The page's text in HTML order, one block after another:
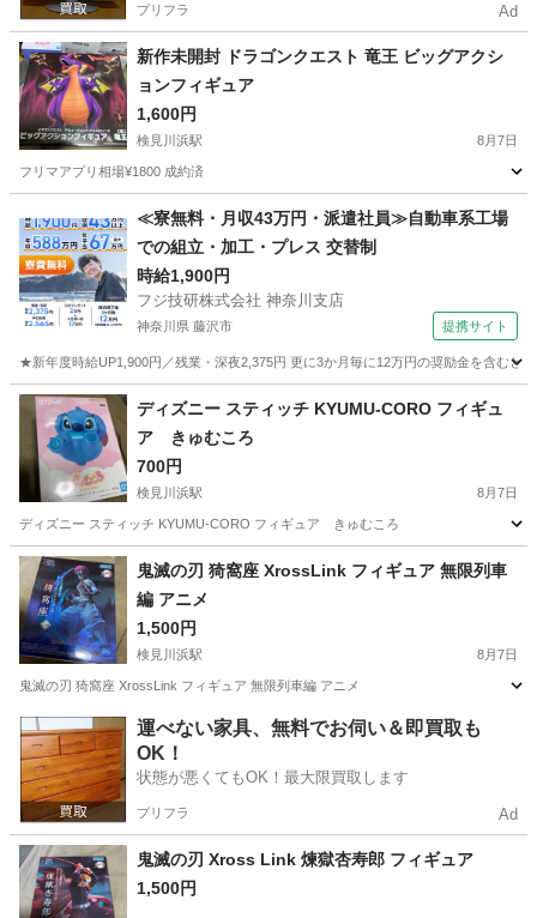
プリフラ Ad
新作未開封 ドラゴンクエスト 竜王 ビッグアクシ
ョンフィギュア
1,600円
検見川浜駅 8月7日
フリマアプリ相場¥1800 成約済
検見川浜駅 フィギュア ドラゴンクエスト
≪寮無料・月収43万円・派遣社員≫自動車系工場
での組立・加工・プレス 交替制
時給1,900円
フジ技研株式会社 神奈川支店
神奈川県 藤沢市 提携サイト
★新年度時給UP1,900円／残業・深夜2,375円 更に3か月毎に12万円の奨励金を含む
神奈川 藤沢市 その他
ディズニー スティッチ KYUMU-CORO フィギュ
ア きゅむころ
700円
検見川浜駅 8月7日
ディズニー スティッチ KYUMU-CORO フィギュア きゅむころ
千葉 千葉市 検見川浜駅 フィギュア
鬼滅の刃 猗窩座 XrossLink フィギュア 無限列車
編 アニメ
1,500円
検見川浜駅 8月7日
鬼滅の刃 猗窩座 XrossLink フィギュア 無限列車編 アニメ
千葉 千葉市 検見川浜駅 フィギュア 鬼滅の刃
運べない家具、無料でお伺い＆即買取も
OK！
状態が悪くてもOK！最大限買取します
プリフラ Ad
鬼滅の刃 Xross Link 煉獄杏寿郎 フィギュア
1,500円